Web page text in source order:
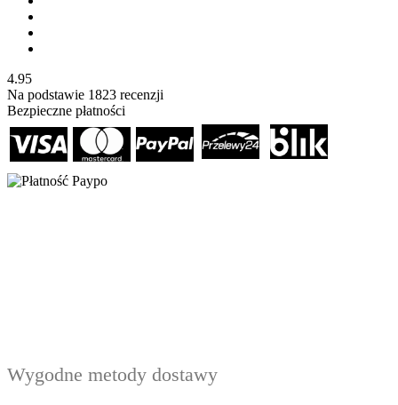
4.95
Na podstawie 1823 recenzji
Bezpieczne płatności
Wygodne metody dostawy